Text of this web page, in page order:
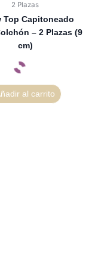
2 Plazas
Top Capitoneado
– 2 Plazas (9
cm)
al carrito